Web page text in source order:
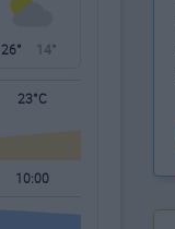
26° 14°
23°C
10:00